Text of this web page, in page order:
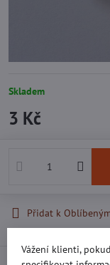
Skladem
3 Kč
Přidat k
Vážení klienti,